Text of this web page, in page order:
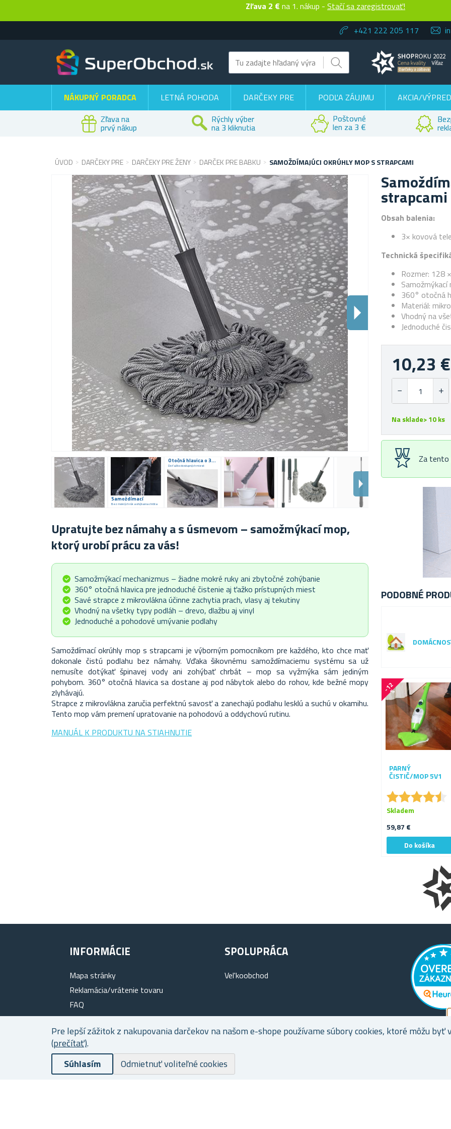
Zľava 2 € na 1. nákup - Stačí sa zaregistrovať!
Pre lepší zážitok z nakupovania darčekov na našom e-shope používame súbory cookies, ktoré môžu
(prečítať).
Súhlasím
Odmietnuť voliteľné cookies
+421 222 205 117
NÁKUPNÝ PORADCA LETNÁ POHODA DARČEKY PRE PODĽA ZÁUJMU AKCIA/
Zľava na
prvý nákup
Rýchly výber
na 3 kliknutia
Poštovné
len za 3 €
ÚVOD DARČEKY PRE DARČEKY PRE ŽENY DARČEK PRE BABKU SAMOŽDÍMAJÚCI OKRÚHLY MOP S STRAPCAMI
strapcami
Samoždímací
Bez mokrých rúk a ohýbania chrbta
Otočná hlavica o 360°
Do ťažko dostupných miest
Obsah balenia:
3× kovová
Technická
Rozmer: 128
360° otočná
Materiál:
Vhodný na
Jednoduché
10,23 €
Na sklade> 10 ks
Za tento
Upratujte bez námahy a s úsmevom – samožmýkací mop,
ktorý urobí prácu za vás!
Samožmýkací mechanizmus – žiadne mokré ruky ani zbytočné zohýbanie
360° otočná hlavica pre jednoduché čistenie aj ťažko prístupných miest
Savé strapce z mikrovlákna účinne zachytia prach, vlasy aj tekutiny
Vhodný na všetky typy podláh – drevo, dlažbu aj vinyl
Jednoduché a pohodové umývanie podlahy
Samoždímací okrúhly mop s strapcami je výborným pomocníkom pre každého, kto chce mať
dokonale čistú podlahu bez námahy. Vďaka šikovnému samoždímaciemu systému sa už
nemusíte dotýkať špinavej vody ani zohýbať chrbát – mop sa vyžmýka sám jediným
pohybom. 360° otočná hlavica sa dostane aj pod nábytok alebo do rohov, kde bežné mopy
zlyhávajú.
Strapce z mikrovlákna zaručia perfektnú savosť a zanechajú podlahu lesklú a suchú v okamihu.
Tento mop vám premení upratovanie na pohodovú a oddychovú rutinu.
MANUÁL K PRODUKTU NA STIAHNUTIE
PODOBNÉ
-
1
2
%
PARNÝ
ČISTIČ/MOP 5V1
★★★★★
★★★★★
59,87 €
Skladem
INFORMÁCIE
Mapa stránky
Reklamácia/vrátenie tovaru
FAQ
O nás
Vernostný program
Doprava a platba
Ochrana osobných údajov
SPOLUPRÁCA
Vel'koobchod